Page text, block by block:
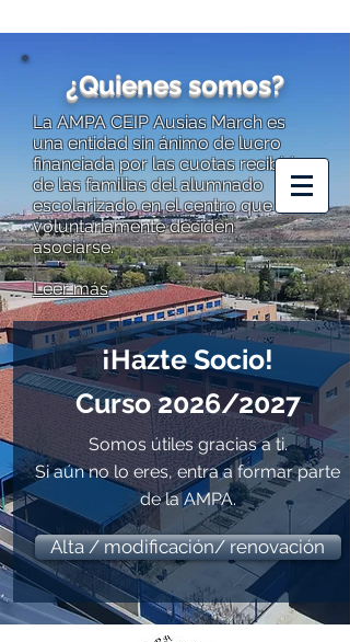
AMPA CEIP
AUSIAS MARCH
¿Quienes somos?
La AMPA CEIP Ausias March es
una entidad sin ánimo de lucro
financiada por las cuotas recibidas
de las familias del alumnado
escolarizado en el centro que
voluntariamente deciden
asociarse.
Leer más
¡Hazte Socio!
Curso 2026/2027
Somos útiles gracias a ti.
Si aún no lo eres, entra a formar parte
de la AMPA.
Alta / modificación/ renovación